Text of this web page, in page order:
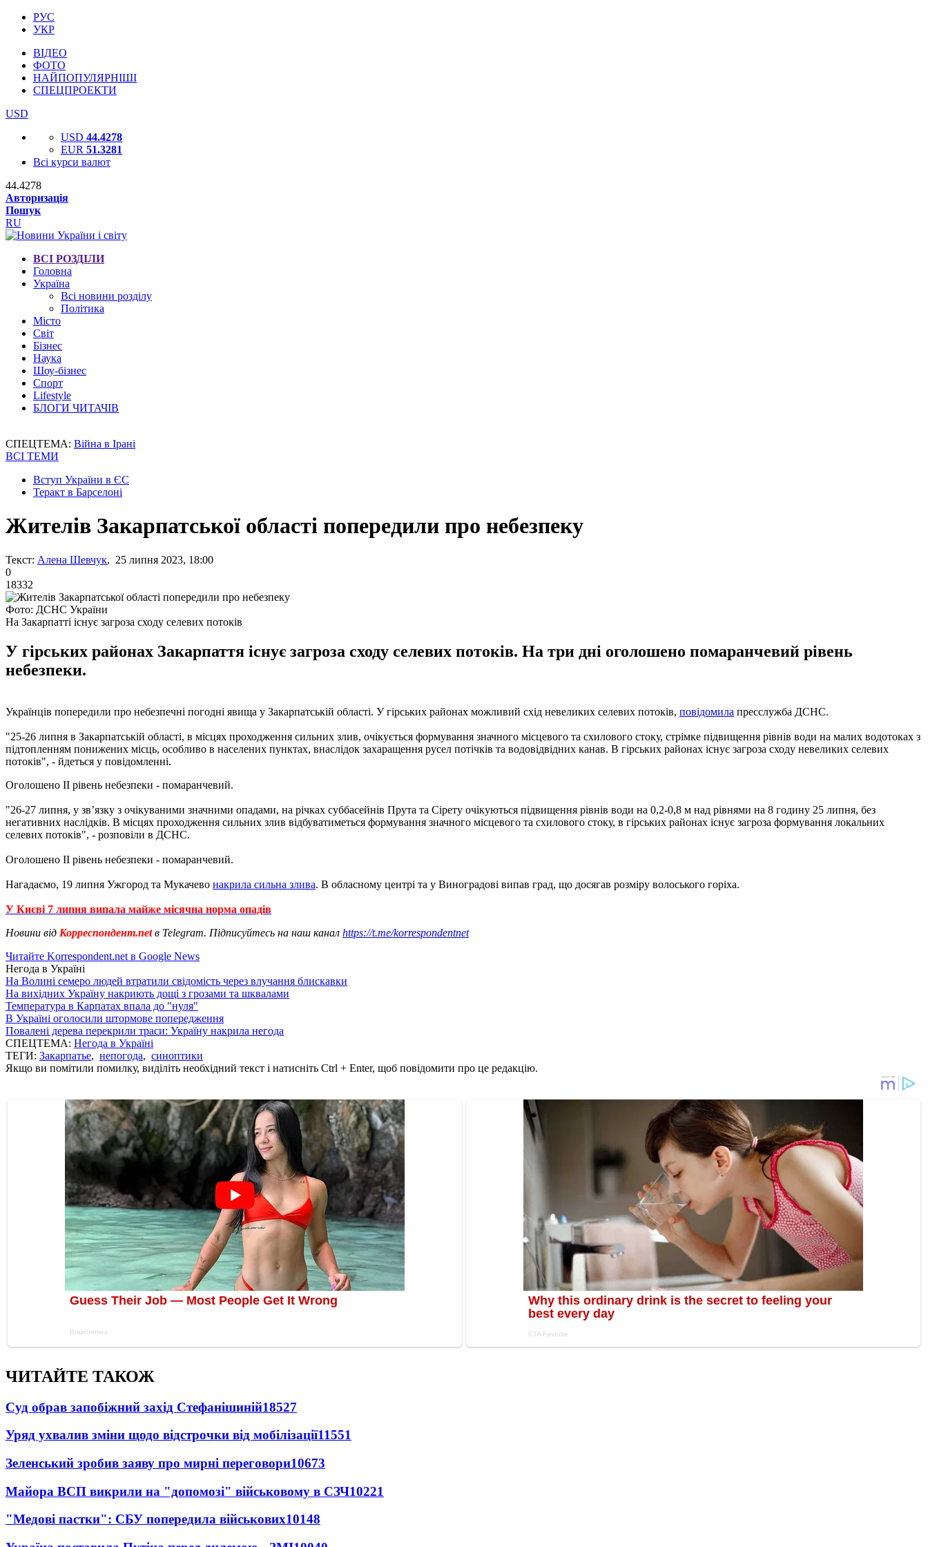
РУС
УКР
ВІДЕО
ФОТО
НАЙПОПУЛЯРНІШІ
СПЕЦПРОЕКТИ
USD
USD 44.4278
EUR 51.3281
Всі курси валют
44.4278
Авторизація
Пошук
RU
ВСІ РОЗДІЛИ
Головна
Україна
Всі новини розділу
Політика
Місто
Світ
Бізнес
Наука
Шоу-бізнес
Спорт
Lifestyle
БЛОГИ ЧИТАЧІВ
СПЕЦТЕМА: Війна в Ірані
ВСІ ТЕМИ
Вступ України в ЄС
Теракт в Барселоні
Жителів Закарпатської області попередили про небезпеку
Текст: Алена Шевчук, 25 липня 2023, 18:00
0
18332
Фото: ДСНС України
На Закарпатті існує загроза сходу селевих потоків
У гiрських районах Закарпаття існує загроза сходу селевих потоків. На три дні оголошено помаранчевий рівень
небезпеки.
Українців попередили про небезпечні погодні явища у Закарпатській області. У гірських районах можливий схід невеликих селевих потоків, повідомила пресслужба ДСНС.
"25-26 липня в Закарпатськiй областi, в мiсцях проходження сильних злив, очікується формування значного мiсцевого та схилового стоку, стрiмке пiдвищення рiвнiв води на малих водотоках з
пiдтопленням понижених мiсць, особливо в населених пунктах, внаслiдок захаращення русел потiчкiв та водовiдвiдних канав. В гiрських районах існує загроза сходу невеликих селевих
потоків", - йдеться у повідомленні.
Оголошено ІІ рiвень небезпеки - помаранчевий.
"26-27 липня, у зв’язку з очiкуваними значними опадами, на рiчках суббасейнiв Прута та Сiрету очікуються підвищення рiвнiв води на 0,2-0,8 м над рівнями на 8 годину 25 липня, без
негативних наслідків. В мiсцях проходження сильних злив відбуватиметься формування значного мiсцевого та схилового стоку, в гiрських районах iснує загроза формування локальних
селевих потокiв", - розповіли в ДСНС.
Оголошено ІІ рiвень небезпеки - помаранчевий.
Нагадаємо, 19 липня Ужгород та Мукачево накрила сильна злива. В обласному центрі та у Виноградові випав град, що досягав розміру волоського горіха.
У Києві 7 липня випала майже місячна норма опадів
Новини від Корреспондент.netв Telegram. Підписуйтесь на наш канал https://t.me/korrespondentnet
Читайте Korrespondent.net в Google News
Негода в Україні
На Волині семеро людей втратили свідомість через влучання блискавки
На вихідних Україну накриють дощі з грозами та шквалами
Температура в Карпатах впала до "нуля"
В Україні оголосили штормове попередження
Повалені дерева перекрили траси: Україну накрила негода
СПЕЦТЕМА: Негода в Україні
ТЕГИ: Закарпатье, непогода, синоптики
Якщо ви помітили помилку, виділіть необхідний текст і натисніть Ctrl + Enter, щоб повідомити про це редакцію.
ЧИТАЙТЕ ТАКОЖ
Суд обрав запобіжний захід Стефанішиній18527
Уряд ухвалив зміни щодо відстрочки від мобілізації11551
Зеленський зробив заяву про мирні переговори10673
Майора ВСП викрили на "допомозі" військовому в СЗЧ10221
"Медові пастки": СБУ попередила військових10148